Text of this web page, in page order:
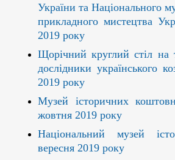
України та Національного
прикладного мистецтва
2019 року
Щорічний круглий стіл на
дослідники українського
2019 року
Музей історичних
жовтня 2019 року
Національний музей
вересня 2019 року